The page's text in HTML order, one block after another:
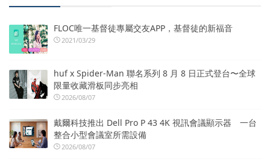
FLOC唯一基督徒專屬交友APP，基督徒的新福音
2021/03/29
huf x Spider-Man 聯名系列 8 月 8 日正式登台〜全球
限量收藏滑板同步亮相
2026/08/07
戴爾科技推出 Dell Pro P 43 4K 視訊會議顯示器 一台
整合小型會議室所需設備
2026/08/07